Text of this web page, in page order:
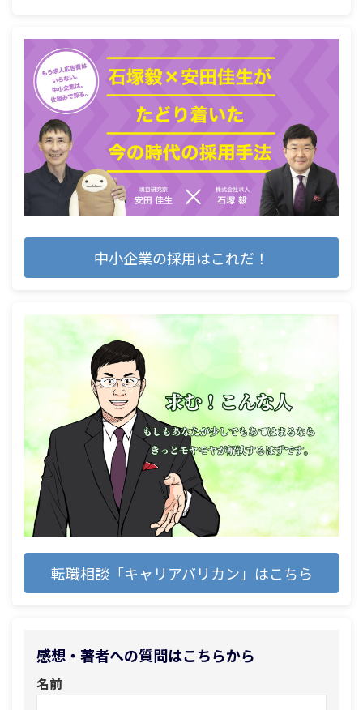
中小企業の採用はこれだ！
転職相談「キャリアバリカン」はこちら
感想・著者への質問はこちらから
名前